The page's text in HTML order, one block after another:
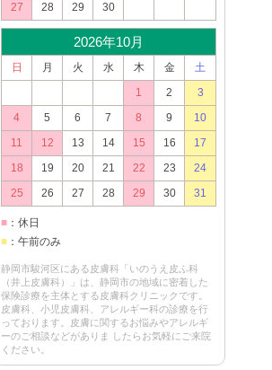
27
28 29 30
2026年10月
日 月 火 水 木 金
土
1
2
3
4
5 6 7 8 9
10
11
12 13 14 15 16
17
18
19 20 21 22 23
24
25
26 27 28 29 30 31
■ ：休日
■ ：午前のみ
静岡市駿河区にある皮膚科「いのうえ皮ふ科
（井上皮膚科）」は、静岡市の地域に密着した
保険診療を主体とする皮膚科クリニックです。
皮膚科、小児皮膚科、アレルギー科の診療を行
っております。皮膚に関するお悩みやアレルギ
ーのご相談などがありま したらお気軽にご来院
ください。